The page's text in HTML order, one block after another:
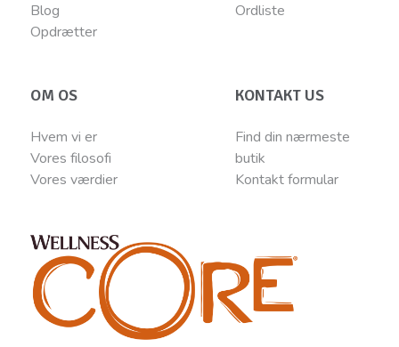
Blog
Opdrætter
Ordliste
OM OS
Hvem vi er
Vores filosofi
Vores værdier
KONTAKT US
Find din nærmeste
butik
Kontaktformular